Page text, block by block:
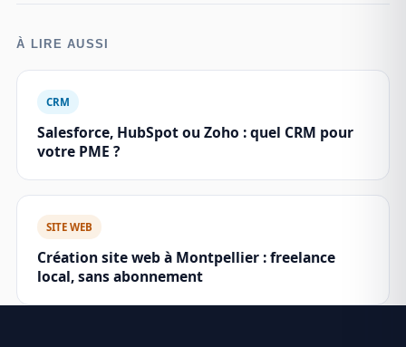
À LIRE AUSSI
CRM
Salesforce, HubSpot ou Zoho : quel CRM pour
votre PME ?
SITE WEB
Création site web à Montpellier : freelance
local, sans abonnement